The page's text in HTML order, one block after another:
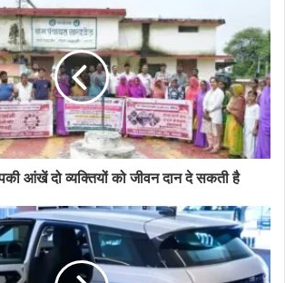
आंखें दो व्यक्तियों को जीवन दान दे सकती है